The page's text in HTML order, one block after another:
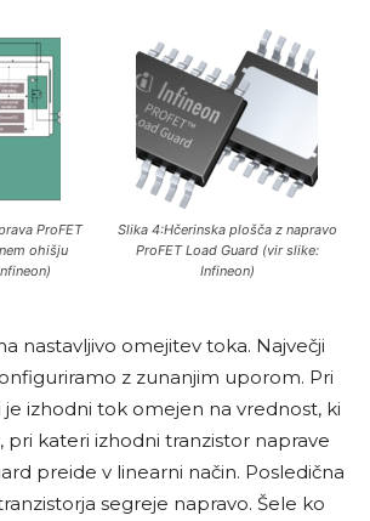
ProFET
ohišju
Slika 4:Hčerinska plošča z napravo
ProFET Load Guard (vir slike:
Infineon)
nastavljivo omejitev toka. Največji
z zunanjim uporom. Pri
izhodni tok omejen na vrednost, ki
pri kateri izhodni tranzistor naprave
preide v linearni način. Posledična
segreje napravo. Šele ko